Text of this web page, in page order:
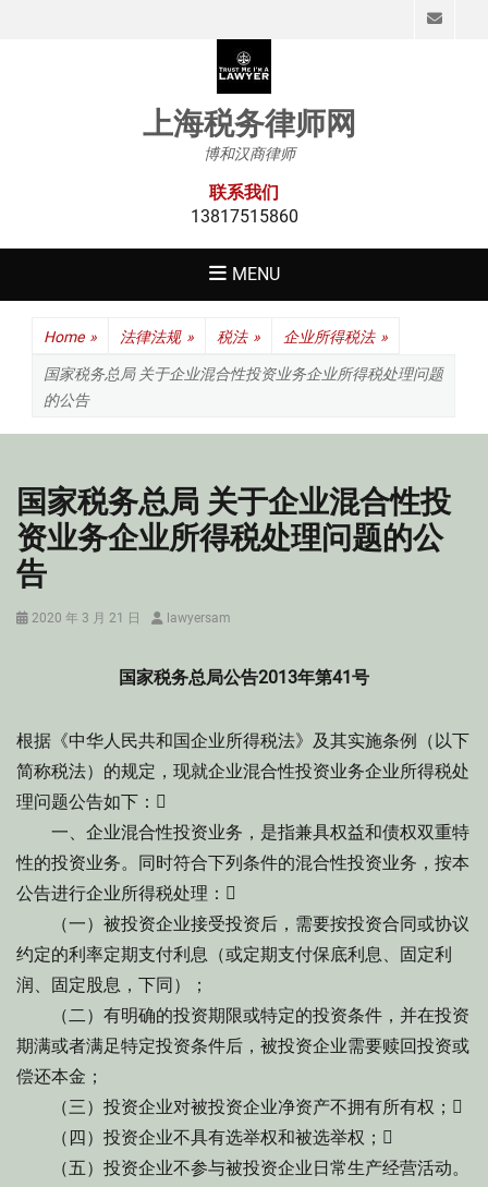
上海税务律师网
博和汉商律师
联系我们
13817515860
MENU
Home » 法律法规 » 税法 » 企业所得税法 »
国家税务总局 关于企业混合性投资业务企业所得税处理问题
的公告
国家税务总局 关于企业混合性投
资业务企业所得税处理问题的公
告
Posted
2020 年 3 月 21 日 Authorlawyersam
国家税务总局公告2013年第41号
根据《中华人民共和国企业所得税法》及其实施条例（以下
简称税法）的规定，现就企业混合性投资业务企业所得税处
理问题公告如下：
一、企业混合性投资业务，是指兼具权益和债权双重特
性的投资业务。同时符合下列条件的混合性投资业务，按本
公告进行企业所得税处理：
（一）被投资企业接受投资后，需要按投资合同或协议
约定的利率定期支付利息（或定期支付保底利息、固定利
润、固定股息，下同）；
（二）有明确的投资期限或特定的投资条件，并在投资
期满或者满足特定投资条件后，被投资企业需要赎回投资或
偿还本金；
（三）投资企业对被投资企业净资产不拥有所有权；
（四）投资企业不具有选举权和被选举权；
（五）投资企业不参与被投资企业日常生产经营活动。